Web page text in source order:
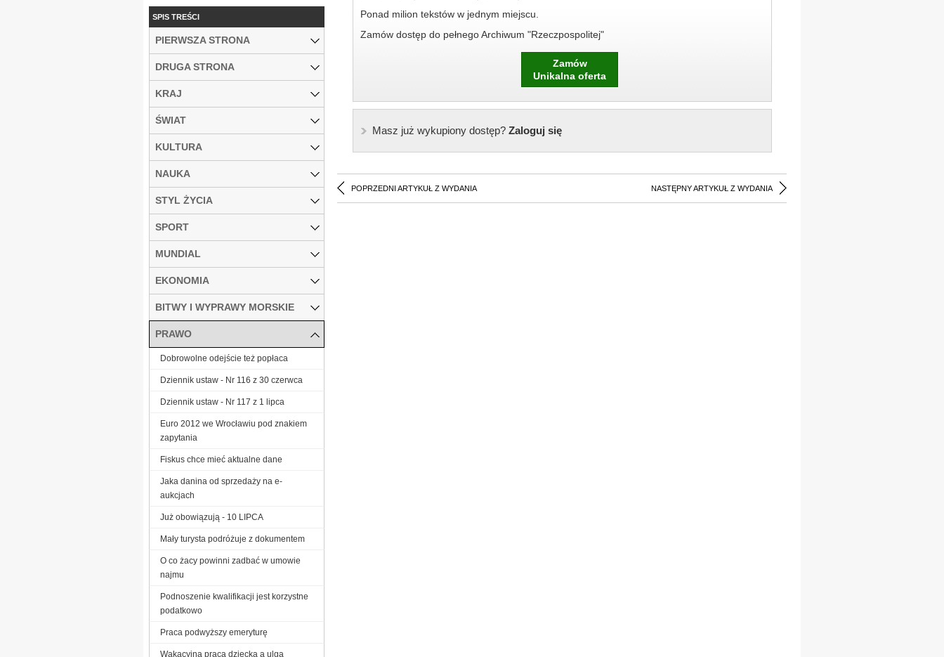
Ponad milion tekstów w jednym miejscu.
Zamów dostęp do pełnego Archiwum "Rzeczpospolitej"
Zamów
Unikalna oferta
Masz już wykupiony dostęp?Zaloguj się
POPRZEDNI ARTYKUŁ Z WYDANIA NASTĘPNY ARTYKUŁ Z WYDANIA
SPIS TREŚCI
PIERWSZA STRONA
DRUGA STRONA
KRAJ
ŚWIAT
KULTURA
NAUKA
STYL ŻYCIA
SPORT
MUNDIAL
EKONOMIA
BITWY I WYPRAWY MORSKIE
PRAWO
Dobrowolne odejście też popłaca
Dziennik ustaw - Nr 116 z 30 czerwca
Dziennik ustaw - Nr 117 z 1 lipca
Euro 2012 we Wrocławiu pod znakiem
zapytania
Fiskus chce mieć aktualne dane
Jaka danina od sprzedaży na e-
aukcjach
Już obowiązują - 10 LIPCA
Mały turysta podróżuje z dokumentem
O co żacy powinni zadbać w umowie
najmu
Podnoszenie kwalifikacji jest korzystne
podatkowo
Praca podwyższy emeryturę
Wakacyjna praca dziecka a ulga